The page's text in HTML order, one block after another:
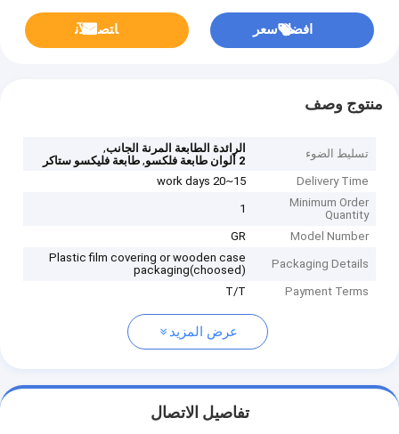
افضل سعر ﺎﺘﺼﻟ ﺍﻶﻧ
منتوج وصف
تسليط الضوء الرائدة الطابعة المرنة الجانب,
2 ألوان طابعة فلكسو
,طابعة فليكسو ستاكر
Delivery Time
15~20 work days
Minimum Order
Quantity
1
Model Number
GR
Packaging Details
Plastic film covering or wooden case
packaging(choosed)
Payment Terms
T/T
عرض المزيد
تفاصيل الاتصال